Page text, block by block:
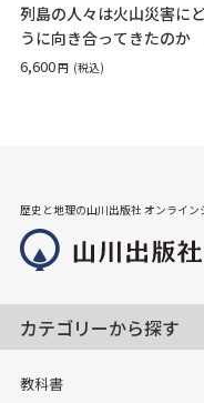
列島の人々は火山災害に
うに向き合ってきたのか
れ
6,600円 (税込)
歴史と地理の山川出版社 オンライン
カテゴリーから探す
教科書